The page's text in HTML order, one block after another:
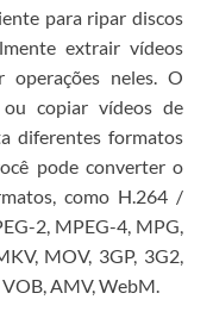
para ripar discos
extrair vídeos
neles. O
copiar vídeos de
diferentes formatos
pode converter o
como H.264 /
2, MPEG-4, MPG,
MOV, 3GP, 3G2,
VOB, AMV, WebM.